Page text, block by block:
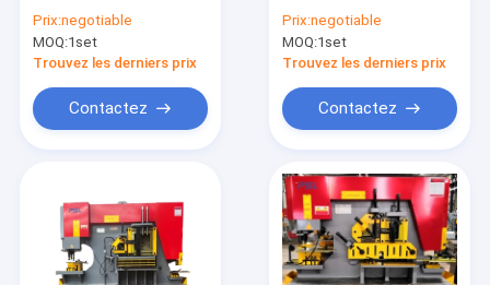
Produits
Au sujet de nous
par machine
hydraulique du
serrurier Q35y-16
Prix:negotiable
MOQ:1set
Trouvez les derniers prix
Contactez
Metal Shear
Hydraulic
Prix:negotiable
MOQ:1set
Trouvez les derniers prix
Contactez